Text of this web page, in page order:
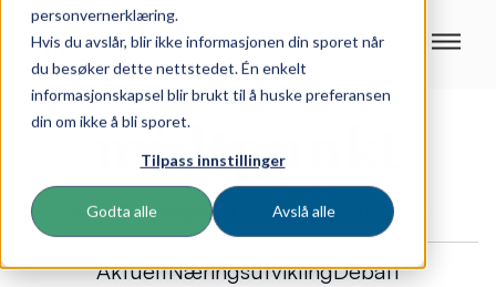
personvernerklæring.
Hvis du avslår, blir ikke informasjonen din sporet når
du besøker dette nettstedet. Én enkelt
informasjonskapsel blir brukt til å huske preferansen
din om ikke å bli sporet.
Tilpass innstillinger
Godta alle Avslå alle
Næringslivsmagasinet for Trondheimsregionen
AktueltNæringsutviklingDebatt